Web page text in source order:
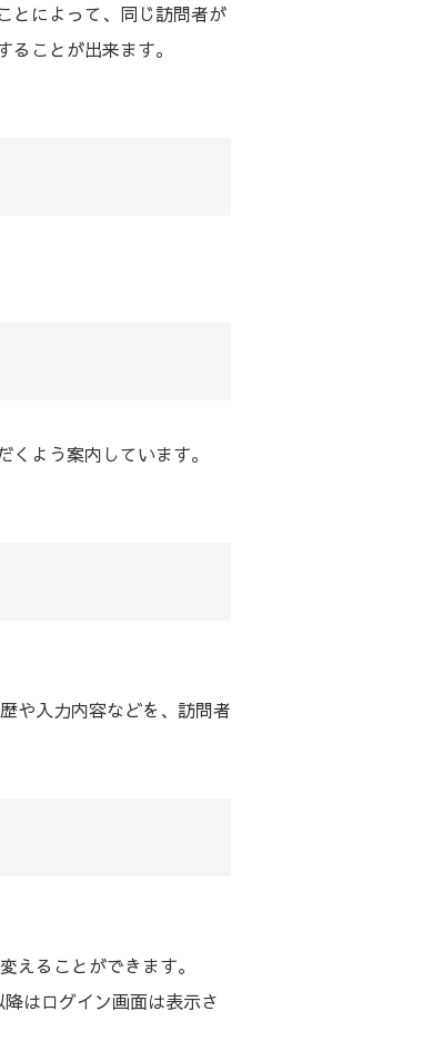
とによって、同じ訪問者が
ことが出来ます。
よう案内しています。
や入力内容などを、訪問者
えることができます。
はログイン画面は表示さ